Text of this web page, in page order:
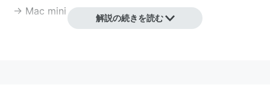
→ Mac mini
解説の続きを読む